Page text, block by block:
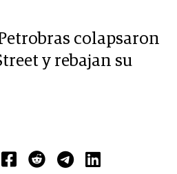
colapsaron
y rebajan su